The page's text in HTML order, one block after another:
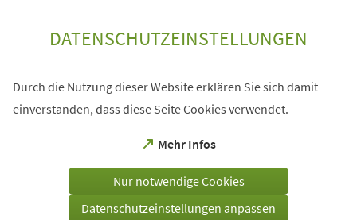
DATENSCHUTZEINSTELLUNGEN
Durch die Nutzung dieser Website erklären Sie sich damit
einverstanden, dass diese Seite Cookies verwendet.
Mehr Infos
(Öffnet
einem
Tab)
Nur notwendige Cookies
Datenschutzeinstellungen anpassen